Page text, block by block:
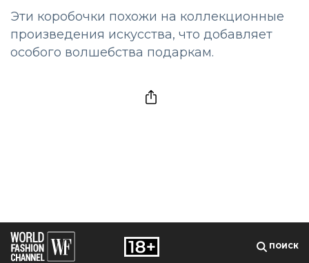
Эти коробочки похожи на коллекционные
произведения искусства, что добавляет
особого волшебства подаркам.
ПОИСК